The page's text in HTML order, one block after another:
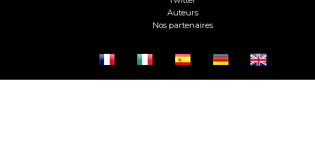
Auteurs
Nos partenaires